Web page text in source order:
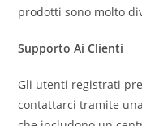
prodotti sono molto
Supporto Ai Clienti
Gli utenti registrati
contattarci tramite